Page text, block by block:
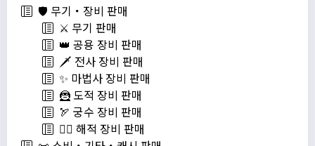
🛡️ 무기・장비 판매
⚔️ 무기 판매
👑 공용 장비 판매
🗡️ 전사 장비 판매
✨ 마법사 장비 판매
🦹 도적 장비 판매
🏹 궁수 장비 판매
🏴‍☠️ 해적 장비 판매